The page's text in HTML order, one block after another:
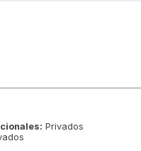
Privados